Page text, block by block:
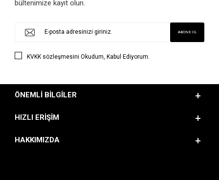
bültenimize kayıt olun.
KVKK sözleşmesini Okudum, Kabul Ediyorum.
ÖNEMLI BILGILER
HIZLI ERIŞIM
HAKKIMIZDA